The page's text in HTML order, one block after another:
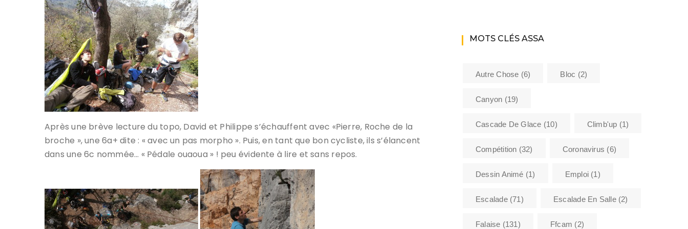
Sécurité
Après une brève lecture du topo, David et Philippe s’échauffent avec «Pierre, Roche de la
broche », une 6a+ dite : « avec un pas morpho ». Puis, en tant que bon cycliste, ils s’élancent
dans une 6c nommée… « Pédale ouaoua » ! peu évidente à lire et sans repos.
MOTS CLÉS ASSA
Autre Chose (6) Bloc (2)
Canyon (19)
Cascade De Glace (10) Climb'up (1)
Compétition (32) Coronavirus (6)
Dessin Animé (1) Emploi(1)
Escalade(71) Escalade En Salle(2)
Falaise (131) Ffcam (2)